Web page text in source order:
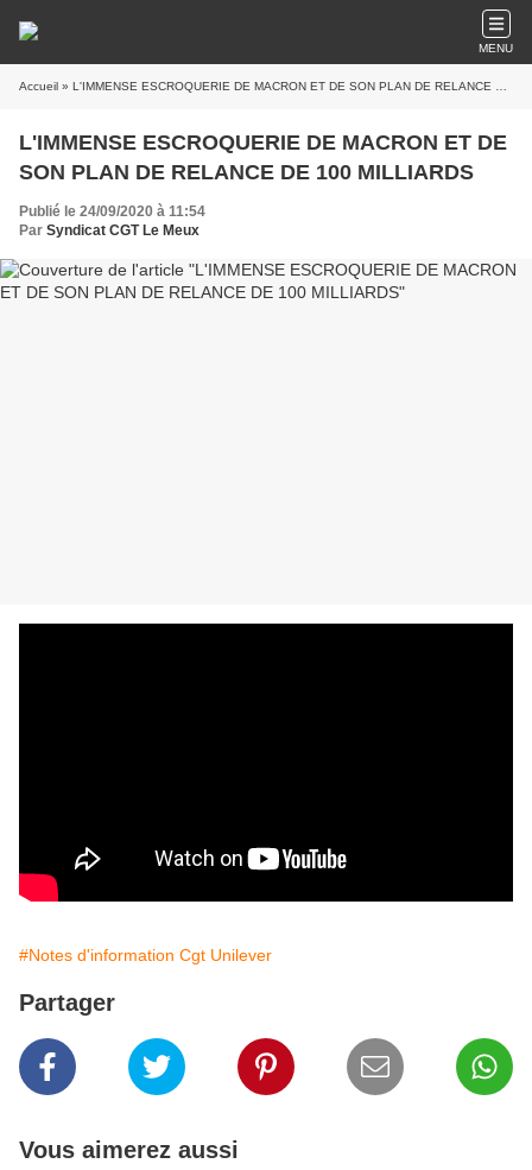
MENU
Accueil » L'IMMENSE ESCROQUERIE DE MACRON ET DE SON PLAN DE RELANCE DE 100 MILLIARDS
L'IMMENSE ESCROQUERIE DE MACRON ET DE
SON PLAN DE RELANCE DE 100 MILLIARDS
Publié le 24/09/2020 à 11:54
Par Syndicat CGT Le Meux
#Notes d'information Cgt Unilever
Partager
Vous aimerez aussi